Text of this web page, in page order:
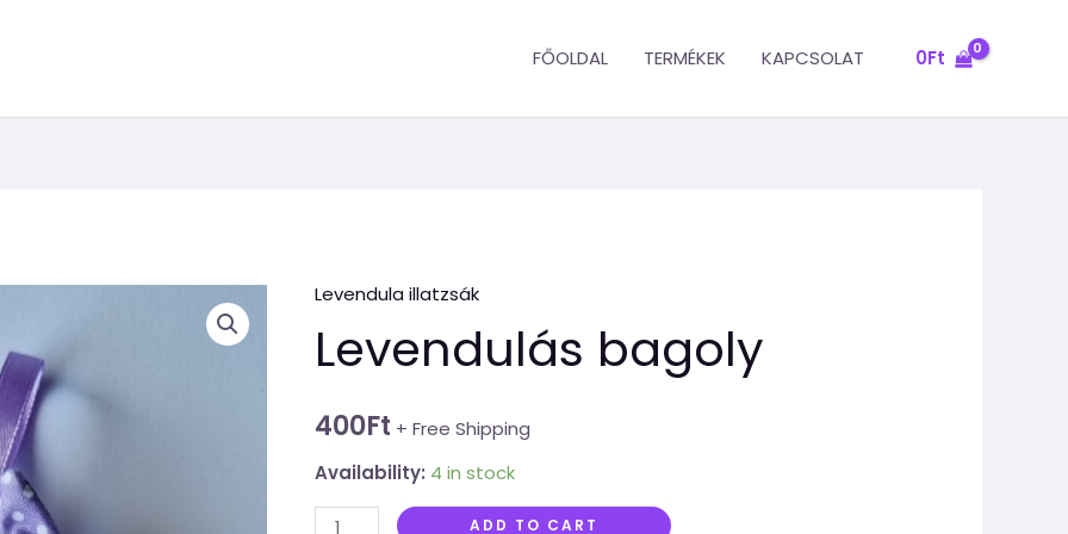
FŐOLDAL TERMÉKEK KAPCSOLAT 0Ft
Levendula illatzsák
Levendulás bagoly
400Ft + Free Shipping
Availability: 4 in stock
Levendulás
bagoly
quantity
ADD TO CART